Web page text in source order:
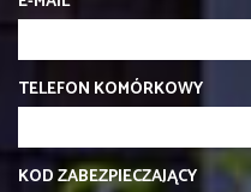
TELEFON KOMÓRKOWY
KOD ZABEZPIECZAJĄCY